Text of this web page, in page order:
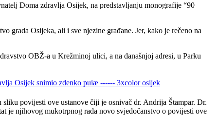
Doma zdravlja Osijek, na predstavljanju monografije “90
grada Osijeka, ali i sve njezine građane. Jer, kako je rečeno na
OBŽ-a u Krežminoj ulici, a na današnjoj adresi, u Parku
povijesti ove ustanove čiji je osnivač dr. Andrija Štampar. Dr.
je njihovog mukotrpnog rada novo svjedočanstvo o povijesti ove